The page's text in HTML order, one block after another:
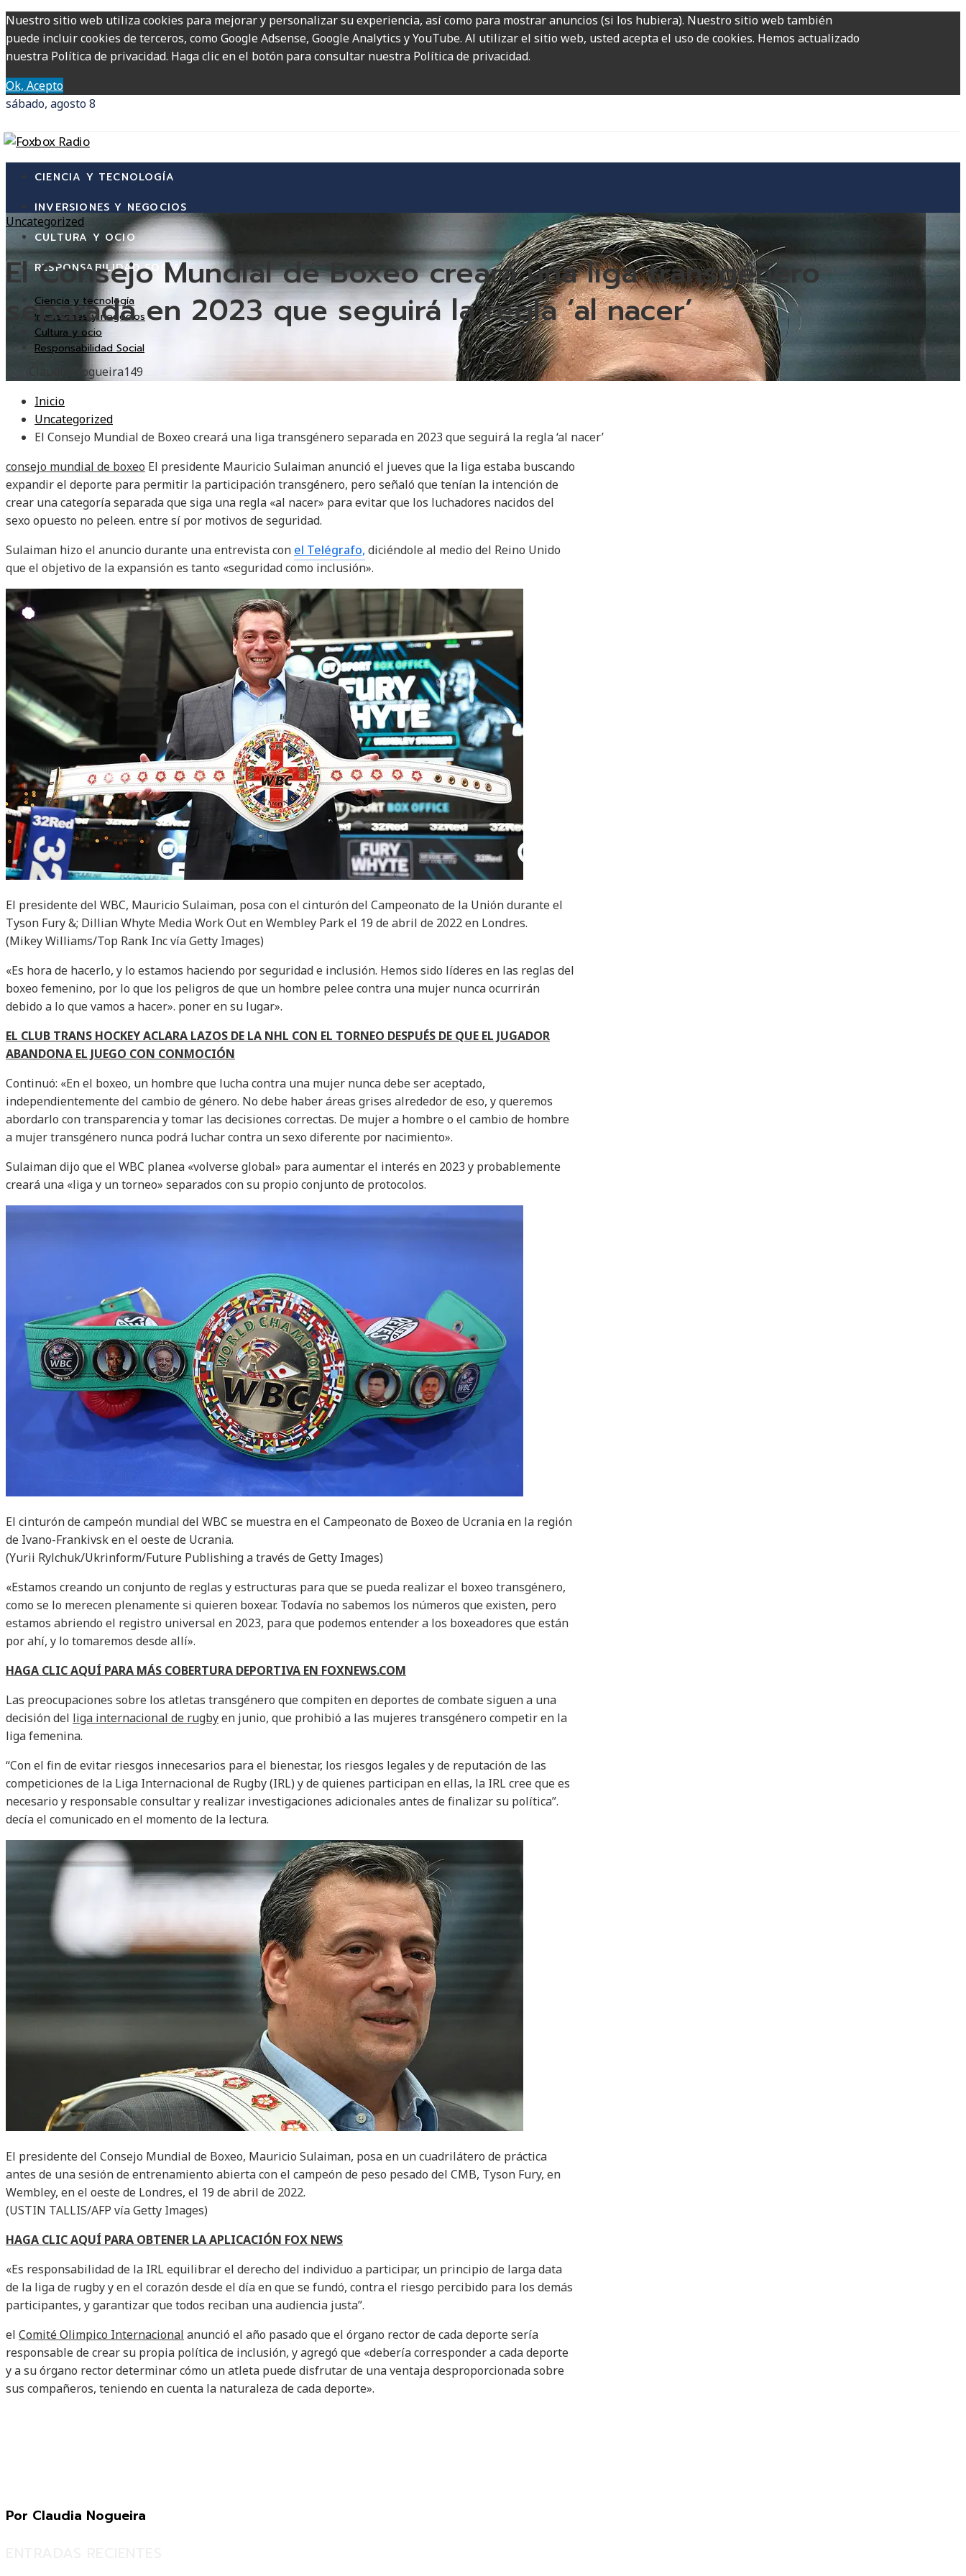
Nuestro sitio web utiliza cookies para mejorar y personalizar su experiencia, así como para mostrar anuncios (si los hubiera). Nuestro sitio web también
puede incluir cookies de terceros, como Google Adsense, Google Analytics y YouTube. Al utilizar el sitio web, usted acepta el uso de cookies. Hemos actualizado
nuestra Política de privacidad. Haga clic en el botón para consultar nuestra Política de privacidad.
Ok, Acepto
sábado, agosto 8
CIENCIA Y TECNOLOGÍA
INVERSIONES Y NEGOCIOS
CULTURA Y OCIO
RESPONSABILIDAD SOCIAL
Ciencia y tecnología
Inversiones y negocios
Cultura y ocio
Responsabilidad Social
Uncategorized
El Consejo Mundial de Boxeo creará una liga transgénero
separada en 2023 que seguirá la regla ‘al nacer’
Claudia Nogueira149
Inicio
Uncategorized
El Consejo Mundial de Boxeo creará una liga transgénero separada en 2023 que seguirá la regla ‘al nacer’
consejo mundial de boxeo El presidente Mauricio Sulaiman anunció el jueves que la liga estaba buscando
expandir el deporte para permitir la participación transgénero, pero señaló que tenían la intención de
crear una categoría separada que siga una regla «al nacer» para evitar que los luchadores nacidos del
sexo opuesto no peleen. entre sí por motivos de seguridad.
Sulaiman hizo el anuncio durante una entrevista con el Telégrafo,diciéndole al medio del Reino Unido
que el objetivo de la expansión es tanto «seguridad como inclusión».
El presidente del WBC, Mauricio Sulaiman, posa con el cinturón del Campeonato de la Unión durante el
Tyson Fury &; Dillian Whyte Media Work Out en Wembley Park el 19 de abril de 2022 en Londres.
(Mikey Williams/Top Rank Inc vía Getty Images)
«Es hora de hacerlo, y lo estamos haciendo por seguridad e inclusión. Hemos sido líderes en las reglas del
boxeo femenino, por lo que los peligros de que un hombre pelee contra una mujer nunca ocurrirán
debido a lo que vamos a hacer». poner en su lugar».
EL CLUB TRANS HOCKEY ACLARA LAZOS DE LA NHL CON EL TORNEO DESPUÉS DE QUE EL JUGADOR
ABANDONA EL JUEGO CON CONMOCIÓN
Continuó: «En el boxeo, un hombre que lucha contra una mujer nunca debe ser aceptado,
independientemente del cambio de género. No debe haber áreas grises alrededor de eso, y queremos
abordarlo con transparencia y tomar las decisiones correctas. De mujer a hombre o el cambio de hombre
a mujer transgénero nunca podrá luchar contra un sexo diferente por nacimiento».
Sulaiman dijo que el WBC planea «volverse global» para aumentar el interés en 2023 y probablemente
creará una «liga y un torneo» separados con su propio conjunto de protocolos.
El cinturón de campeón mundial del WBC se muestra en el Campeonato de Boxeo de Ucrania en la región
de Ivano-Frankivsk en el oeste de Ucrania.
(Yurii Rylchuk/Ukrinform/Future Publishing a través de Getty Images)
«Estamos creando un conjunto de reglas y estructuras para que se pueda realizar el boxeo transgénero,
como se lo merecen plenamente si quieren boxear. Todavía no sabemos los números que existen, pero
estamos abriendo el registro universal en 2023, para que podemos entender a los boxeadores que están
por ahí, y lo tomaremos desde allí».
HAGA CLIC AQUÍ PARA MÁS COBERTURA DEPORTIVA EN FOXNEWS.COM
Las preocupaciones sobre los atletas transgénero que compiten en deportes de combate siguen a una
decisión del liga internacional de rugbyen junio, que prohibió a las mujeres transgénero competir en la
liga femenina.
“Con el fin de evitar riesgos innecesarios para el bienestar, los riesgos legales y de reputación de las
competiciones de la Liga Internacional de Rugby (IRL) y de quienes participan en ellas, la IRL cree que es
necesario y responsable consultar y realizar investigaciones adicionales antes de finalizar su política”.
decía el comunicado en el momento de la lectura.
El presidente del Consejo Mundial de Boxeo, Mauricio Sulaiman, posa en un cuadrilátero de práctica
antes de una sesión de entrenamiento abierta con el campeón de peso pesado del CMB, Tyson Fury, en
Wembley, en el oeste de Londres, el 19 de abril de 2022.
(USTIN TALLIS/AFP vía Getty Images)
HAGA CLIC AQUÍ PARA OBTENER LA APLICACIÓN FOX NEWS
«Es responsabilidad de la IRL equilibrar el derecho del individuo a participar, un principio de larga data
de la liga de rugby y en el corazón desde el día en que se fundó, contra el riesgo percibido para los demás
participantes, y garantizar que todos reciban una audiencia justa”.
el Comité Olimpico Internacional anunció el año pasado que el órgano rector de cada deporte sería
responsable de crear su propia política de inclusión, y agregó que «debería corresponder a cada deporte
y a su órgano rector determinar cómo un atleta puede disfrutar de una ventaja desproporcionada sobre
sus compañeros, teniendo en cuenta la naturaleza de cada deporte».
Por Claudia Nogueira